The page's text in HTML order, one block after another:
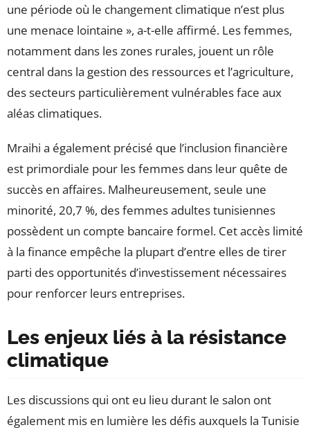
une période où le changement climatique n’est plus
une menace lointaine », a-t-elle affirmé. Les femmes,
notamment dans les zones rurales, jouent un rôle
central dans la gestion des ressources et l’agriculture,
des secteurs particulièrement vulnérables face aux
aléas climatiques.
Mraihi a également précisé que l’inclusion financière
est primordiale pour les femmes dans leur quête de
succès en affaires. Malheureusement, seule une
minorité, 20,7 %, des femmes adultes tunisiennes
possèdent un compte bancaire formel. Cet accès limité
à la finance empêche la plupart d’entre elles de tirer
parti des opportunités d’investissement nécessaires
pour renforcer leurs entreprises.
Les enjeux liés à la résistance
climatique
Les discussions qui ont eu lieu durant le salon ont
également mis en lumière les défis auxquels la Tunisie